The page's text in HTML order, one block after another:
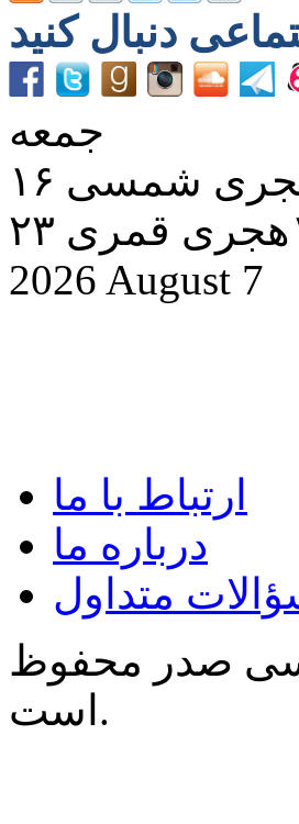
جمعه
2026 August 7
ارتباط با ما
درباره ما
متداول
صدر محفوظ
است.